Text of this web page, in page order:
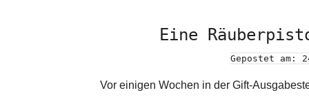
Eine
Gepostet am:
Vor einigen Wochen in der Gift-